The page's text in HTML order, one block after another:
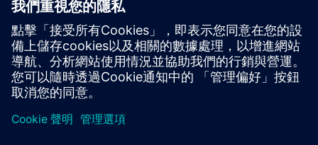
下載
小冊子| Sinorix™ 海洋應用低壓二氧化碳滅火系統
小冊子
| 信瑞克斯水霧和石油二氧化碳服務手冊